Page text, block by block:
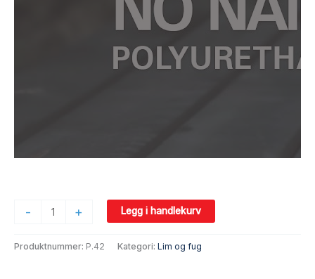
- + Legg i handlekurv
Produktnummer: P.42 Kategori: Lim og fug